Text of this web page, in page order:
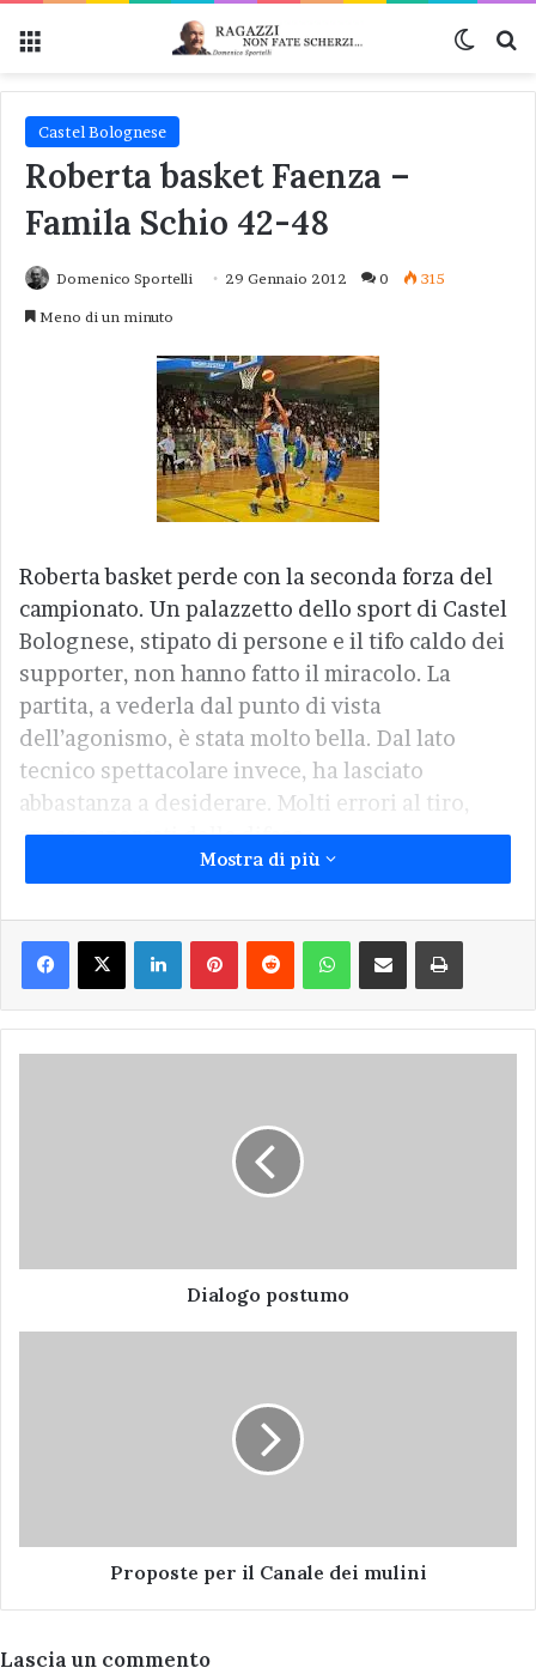
Castel Bolognese
Roberta basket Faenza –
Famila Schio 42-48
Domenico Sportelli 29 Gennaio 2012 0 315
Meno di un minuto
Roberta basket perde con la seconda forza del
campionato. Un palazzetto dello sport di Castel
Bolognese, stipato di persone e il tifo caldo dei
supporter, non hanno fatto il miracolo. La
partita, a vederla dal punto di vista
dell’agonismo, è stata molto bella. Dal lato
tecnico spettacolare invece, ha lasciato
abbastanza a desiderare. Molti errori al tiro,
spesso sporcati dalle difese.
gara fin dall’inizio. Faenza ha rintuzzato colpo
su colpo, con grande cuore, ma concedeva alle
avversarie centimetri e potenza. E come se ciò
non bastasse, le lunghe faentine sono state
troppo presto gravate di falli. Arrivederci alla
roberta basket faenza
Mostra di più
Facebook
X LinkedInPinterestReddit WhatsApp
Condividi via Email Stampa
Dialogo postumo
Proposte per il Canale dei mulini
Lascia un commento